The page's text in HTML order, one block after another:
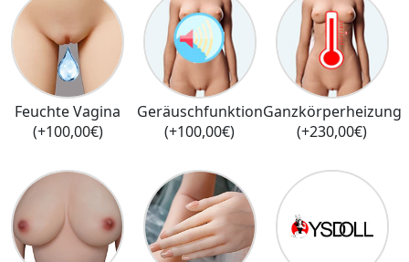
Feuchte Vagina
(+100,00€)
Geräuschfunktion
(+100,00€)
Ganzkörperheizung
(+230,00€)